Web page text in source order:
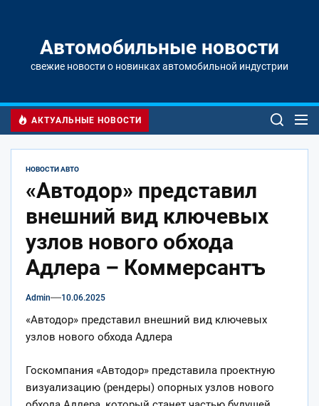
содержимомуАвтомобильные новости
свежие новости о новинках автомобильной индустрии
АКТУАЛЬНЫЕ НОВОСТИ
НОВОСТИ АВТО
«Автодор» представил
внешний вид ключевых
узлов нового обхода
Адлера – Коммерсантъ
Admin 10.06.2025
«Автодор» представил внешний вид ключевых
узлов нового обхода Адлера
Госкомпания «Автодор» представила проектную
визуализацию (рендеры) опорных узлов нового